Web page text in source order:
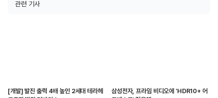
관련 기사
[개발] 발진 출력 4배 높인 2세대 테라헤
삼성전자, 프라임 비디오에 ‘HDR10+ 어